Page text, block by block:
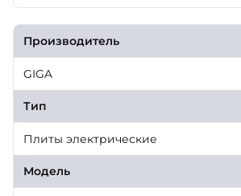
Производитель
GIGA
Тип
Плиты электрические
Модель